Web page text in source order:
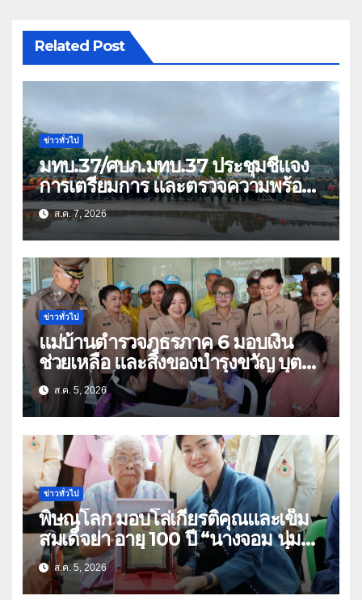
Related Post
ข่าวทั่วไป
มทบ.37/ศบภ.มทบ.37 ประชุมชี้แจง
การเตรียมการ และตรวจความพร้อม
ด้านการบรรเทาสาธารณภัย
ส.ค. 7, 2026
ข่าวทั่วไป
แม่บ้านตำรวจภูธรภาค 6 มอบเงิน
ช่วยเหลือ และสิ่งของบำรุงขวัญ บุตร-
ธิดา ข้าราชการตำรวจจังหวัด
อุทัยธานี
ส.ค. 5, 2026
ข่าวทั่วไป
พิษณุโลก มอบโล่เกียรติคุณและเข็ม
สมเด็จย่า อายุ 100 ปี “นางจอม นุ่ม
เนตร” ตำบลบ้านกร่าง อำเภอเมือง
ส.ค. 5, 2026